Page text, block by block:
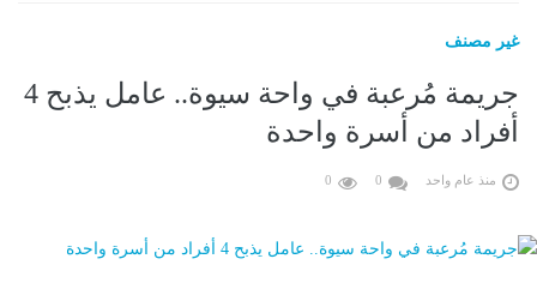
غير مصنف
جريمة مُرعبة في واحة سيوة.. عامل يذبح 4
أفراد من أسرة واحدة
منذ عام واحد 0
0